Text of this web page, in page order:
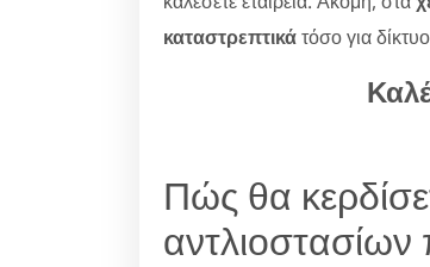
καταστρεπτικάτόσο για
Πώς θα
αντλιοστασίων